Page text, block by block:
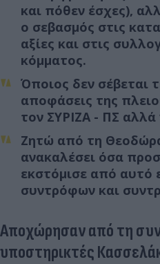
και πόθεν έσχες),
ο σεβασμός στις
αξίες και στις
κόμματος.
Όποιος δεν σέβεται
αποφάσεις της
τον ΣΥΡΙΖΑ - ΠΣ
Ζητώ από τη
ανακαλέσει όσα
εκστόμισε από αυτό
συντρόφων και
Αποχώρησαν από τη
υποστηρικτές